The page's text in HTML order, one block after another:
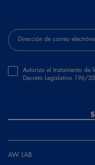
Dirección de correo
Autorizo el tratamiento de
Decreto Legislativo 196/
AW LAB